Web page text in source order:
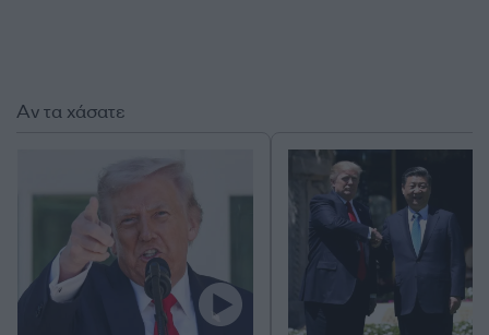
Αν τα χάσατε